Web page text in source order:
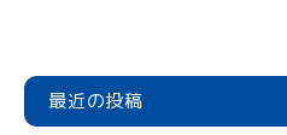
最近の投稿